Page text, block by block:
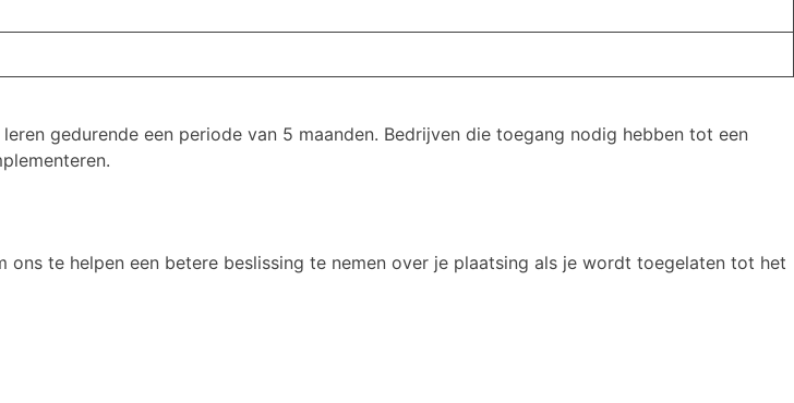
gedurende een periode van 5 maanden. Bedrijven die toegang nodig hebben tot een
ons te helpen een betere beslissing te nemen over je plaatsing als je wordt toegelaten tot het